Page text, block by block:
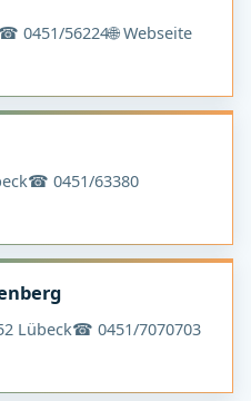
☎ 0451/56224🌐 Webseite
☎ 0451/63380
Lübeck☎ 0451/7070703